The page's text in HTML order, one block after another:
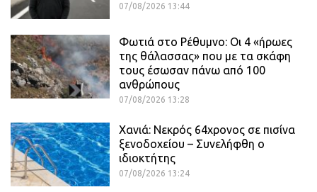
07/08/2026 13:44
Φωτιά στο Ρέθυμνο: Οι 4 «ήρωες
της θάλασσας» που με τα σκάφη
τους έσωσαν πάνω από 100
ανθρώπους
07/08/2026 13:28
Χανιά: Νεκρός 64χρονος σε πισίνα
ξενοδοχείου – Συνελήφθη ο
ιδιοκτήτης
07/08/2026 13:24